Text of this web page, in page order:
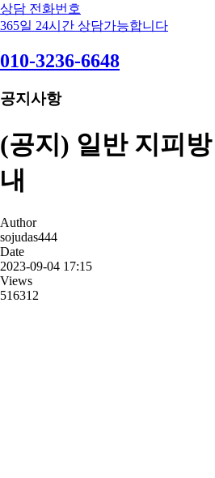
상담 전화번호
365일 24시간 상담가능합니다
010-3236-6648
공지사항
(공지) 일반 지피
내
Author
sojudas444
Date
2023-09-04 17:15
Views
516312